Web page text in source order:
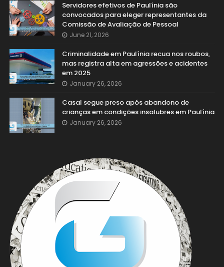
Servidores efetivos de Paulínia são
convocados para eleger representantes da
Comissão de Avaliação de Pessoal
June 21, 2026
Criminalidade em Paulínia recua nos roubos,
mas registra alta em agressões e acidentes
em 2025
January 26, 2026
Casal segue preso após abandono de
crianças em condições insalubres em Paulínia
January 26, 2026